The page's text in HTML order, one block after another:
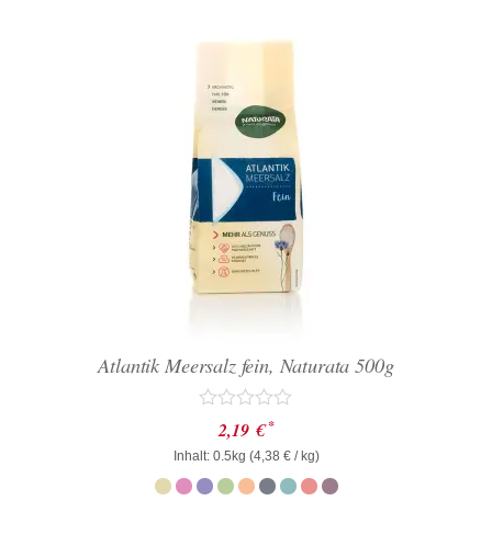
Atlantik Meersalz fein, Naturata 500g
Bewertet
mit
0
von
5
2,19 € *
Inhalt: 0.5kg (4,38 €/ kg)